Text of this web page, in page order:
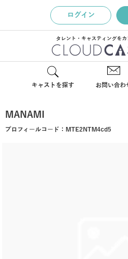
ログイン
タレント・キャスティングを
キャストを探す お問い合わ
MANAMI
プロフィールコード： MTE2NTM4cd5